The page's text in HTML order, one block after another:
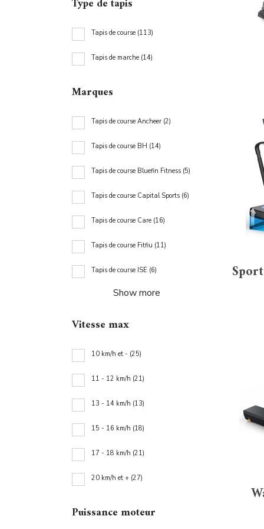
Type de tapis
Tapis de course (113)
Tapis de marche (14)
Marques
Tapis de course Ancheer (2)
Tapis de course BH (14)
Tapis de course Bluefin Fitness (5)
Tapis de course Capital Sports (6)
Tapis de course Care (16)
Tapis de course Fitfiu (11)
Tapis de course ISE (6)
Show more
Vitesse max
10 km/h et - (25)
11 - 12 km/h (21)
13 - 14 km/h (13)
15 - 16 km/h (18)
17 - 18 km/h (21)
20 km/h et + (27)
Puissance moteur